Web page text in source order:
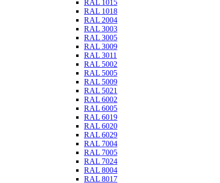
RAL 1015
RAL 1018
RAL 2004
RAL 3003
RAL 3005
RAL 3009
RAL 3011
RAL 5002
RAL 5005
RAL 5009
RAL 5021
RAL 6002
RAL 6005
RAL 6019
RAL 6020
RAL 6029
RAL 7004
RAL 7005
RAL 7024
RAL 8004
RAL 8017